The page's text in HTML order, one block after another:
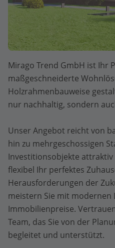
Mirago Trend GmbH ist Ihr
maßgeschneiderte
Holzrahmenbauweise
nur nachhaltig, sondern
Unser Angebot reicht von
hin zu mehrgeschossigen
Investitionsobjekte
flexibel Ihr perfektes
Herausforderungen der
meistern Sie mit modernen
Immobilienpreise.
Team, das Sie von der
begleitet und unterstützt.